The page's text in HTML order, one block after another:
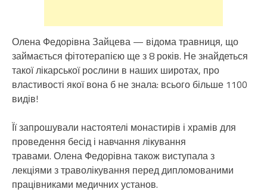
Олена Федорівна Зайцева — відома травниця, що
займається фітотерапією ще з 8 років. Не знайдеться
такої лікарської рослини в наших широтах, про
властивості якої вона б не знала: всього більше 1100
видів!
Її запрошували настоятелі монастирів і храмів для
проведення бесід і навчання лікування
травами. Олена Федорівна також виступала з
лекціями з траволікування перед дипломованими
працівниками медичних установ.